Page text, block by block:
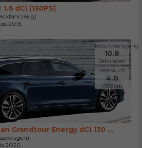
dCi (130PS)
2013.
Beschleunigung
10.8
Sekunden
Verbrauch
4.0
l/100km
Grandtour Energy dCi 130 ...
2020.